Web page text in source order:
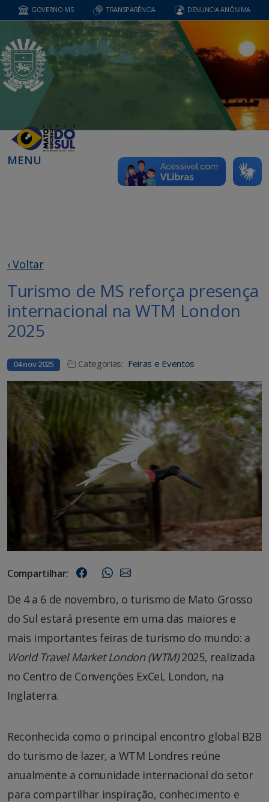
GOVERNO MS TRANSPARÊNCIA DENUNCIA ANÔNIMA
MENU
‹ Voltar
Turismo de MS reforça presença
internacional na WTM London
2025
04 nov 2025 Categorias: Feiras e Eventos
Compartilhar:
De 4 a 6 de novembro, o turismo de Mato Grosso
do Sul estará presente em uma das maiores e
mais importantes feiras de turismo do mundo: a
World Travel Market London (WTM)2025, realizada
no Centro de Convenções ExCeL London, na
Inglaterra.
Reconhecida como o principal encontro global B2B
do turismo de lazer, a WTM Londres reúne
anualmente a comunidade internacional do setor
para compartilhar inspiração, conhecimento e